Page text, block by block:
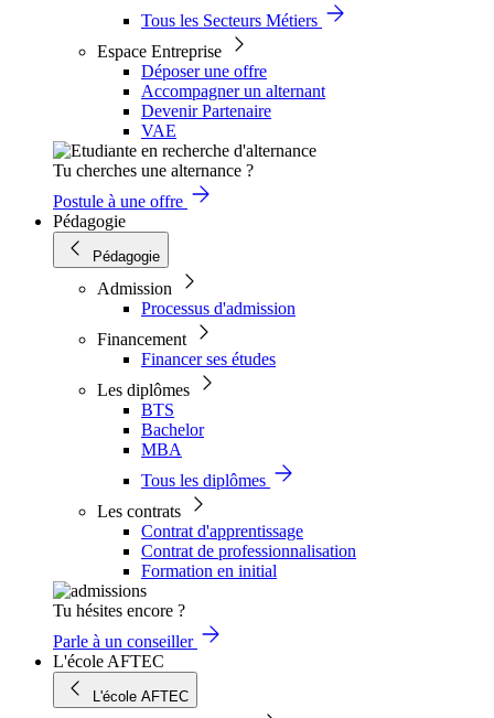
Tous les Secteurs Métiers
Espace Entreprise
Déposer une offre
Accompagner un alternant
Devenir Partenaire
VAE
Tu cherches une alternance ?
Postule à une offre
Pédagogie
Pédagogie
Admission
Processus d'admission
Financement
Financer ses études
Les diplômes
BTS
Bachelor
MBA
Tous les diplômes
Les contrats
Contrat d'apprentissage
Contrat de professionnalisation
Formation en initial
Tu hésites encore ?
Parle à un conseiller
L'école AFTEC
L'école AFTEC